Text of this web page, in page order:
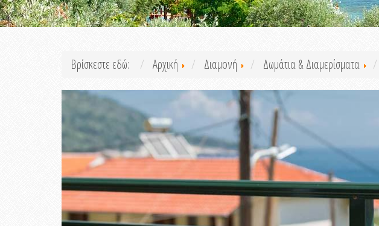
Βρίσκεστε εδώ: Αρχική Διαμονή Δωμάτια & Διαμερίσματα